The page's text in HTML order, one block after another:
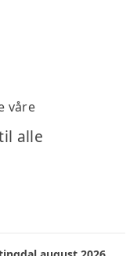
våre
alle